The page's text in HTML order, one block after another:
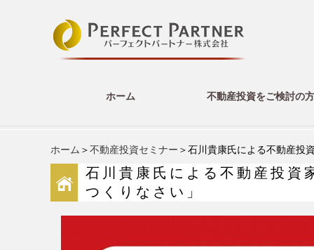
ホーム 不動産投資をご検討の方
ホーム ＞不動産投資セミナー ＞石川貴康氏による不動産投
石川貴康氏による不動産投資
つくりなさい」